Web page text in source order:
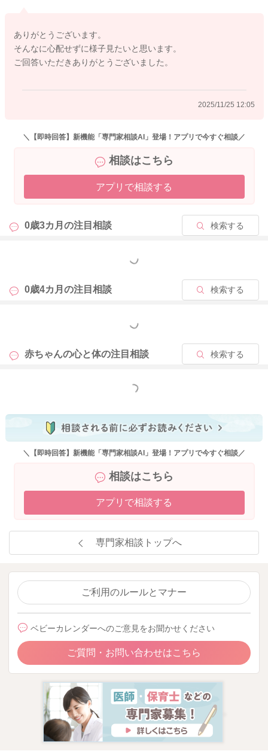
どうぞよろしくお願いします。
2025/11/21 22:46
ありがとうございます。
そんなに心配せずに様子見たいと思います。
ご回答いただきありがとうございました。
2025/11/25 12:05
＼【即時回答】新機能「専門家相談AI」登場！アプリで今すぐ相談／
相談はこちら
アプリで相談する
0歳3カ月の注目相談 検索する
もっと見る
0歳4カ月の注目相談 検索する
もっと見る
赤ちゃんの心と体の注目相談 検索する
もっと見る
＼【即時回答】新機能「専門家相談AI」登場！アプリで今すぐ相談／
相談はこちら
アプリで相談する
専門家相談トップへ
ご利用のルールとマナー
ベビーカレンダーへのご意見をお聞かせください
ご質問・お問い合わせはこちら